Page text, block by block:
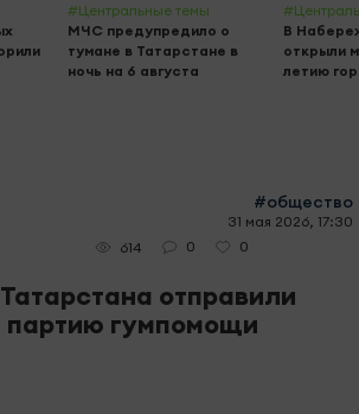
#Центральные темы
МЧС предупредило о
тумане в Татарстане в
ночь на 6 августа
В
открыли
летию
#общество
31 мая 2026, 17:30
614
0 0
отправили
гумпомощи